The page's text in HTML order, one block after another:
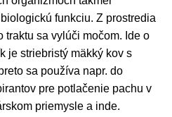
funkciu. Z prostredia
sa vylúči močom. Ide o
je striebristý mäkký kov s
sa používa napr. do
pre potlačenie pachu v
priemysle a inde.